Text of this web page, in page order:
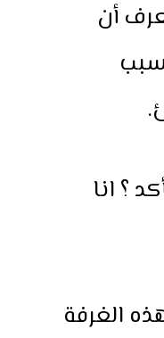
أن
؟ انا
الغرفة